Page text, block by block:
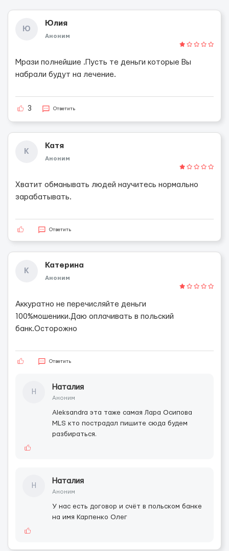
Ю
Юлия
Аноним
Мрази полнейшие .Пусть те деньги которые Вы
набрали будут на лечение.
3 Ответить
К
Катя
Аноним
Хватит обманывать людей научитесь нормально
зарабатывать.
Ответить
К
Катерина
Аноним
Аккуратно не перечисляйте деньги
100%мошеники.Даю оплачивать в польский
банк.Осторожно
Ответить
Н
Наталия
Аноним
Aleksandra эта таже самая Лара Осипова
MLS кто пострадал пишите сюда будем
разбираться.
Н
Наталия
Аноним
У нас есть договор и счёт в польском банке
на имя Карпенко Олег